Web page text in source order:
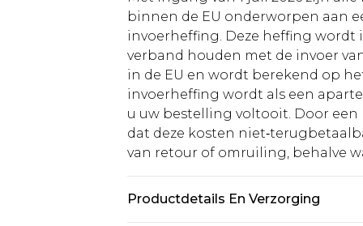
binnen de EU onderworpen aan
invoerheffing. Deze heffing
verband houden met de invoer
in de EU en wordt berekend op
invoerheffing wordt als een
u uw bestelling voltooit. Door
dat deze kosten
van retour of omruiling, behalve
Productdetails En Verzorging